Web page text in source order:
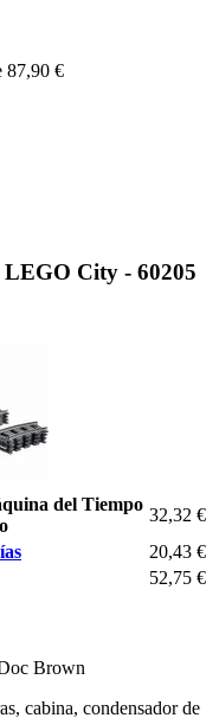
87,90 €
City - 60205
del Tiempo
32,32 €
20,43 €
52,75 €
Brown
cabina, condensador de